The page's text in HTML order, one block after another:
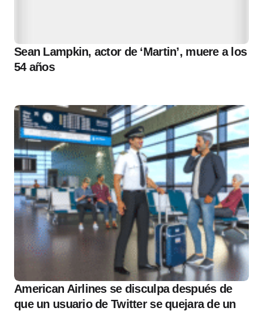
Sean Lampkin, actor de ‘Martin’, muere a los
54 años
American Airlines se disculpa después de
que un usuario de Twitter se quejara de un